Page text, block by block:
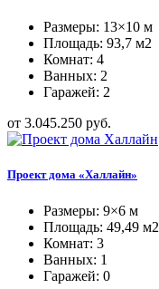
Размеры: 13×10 м
Площадь: 93,7 м2
Комнат: 4
Ванных: 2
Гаражей: 2
от 3.045.250 руб.
Проект дома «Халлайн»
Размеры: 9×6 м
Площадь: 49,49 м2
Комнат: 3
Ванных: 1
Гаражей: 0